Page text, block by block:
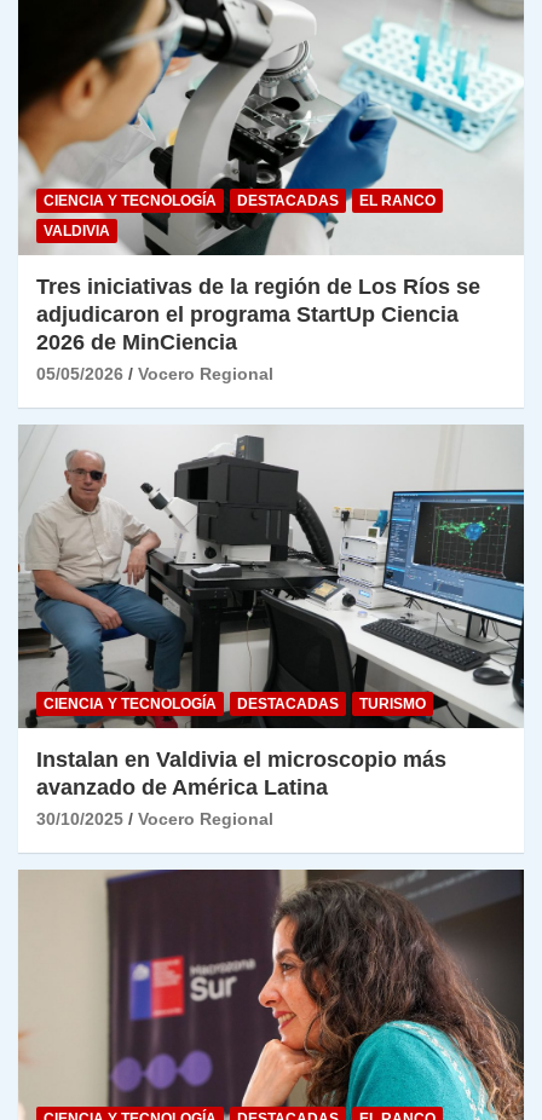
CIENCIA Y TECNOLOGÍA DESTACADAS
EL RANCO
VALDIVIA
Tres iniciativas de la región de Los Ríos se
adjudicaron el programa StartUp Ciencia
2026 de MinCiencia
05/05/2026 Vocero Regional
CIENCIA Y TECNOLOGÍA DESTACADAS TURISMO
Instalan en Valdivia el microscopio más
avanzado de América Latina
30/10/2025 Vocero Regional